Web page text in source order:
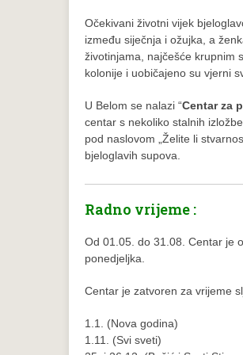
Očekivani životni vijek
između siječnja i ožujka, a
životinjama, najčešće krupnim
kolonije i uobičajeno su vjerni
U Belom se nalazi “Centar za
centar s nekoliko stalnih
pod naslovom „Želite li
bjeloglavih supova.
Radno vrijeme :
Od 01.05. do 31.08. Centar je
ponedjeljka.
Centar je zatvoren za vrijeme
1.1. (Nova godina)
1.11. (Svi sveti)